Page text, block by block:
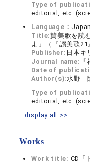
Type of
editorial, etc.
Language：
Title:賛美歌を読
よ」（『讃美歌21
Publisher: 日本キ
Journal name:
Date of
Author(s):水野
Type of
editorial, etc.
display all >>
Works
Work title: CD「